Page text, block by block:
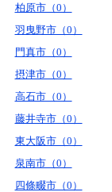
柏原市（0）
羽曳野市（0）
門真市（0）
摂津市（0）
高石市（0）
藤井寺市（0）
東大阪市（0）
泉南市（0）
四條畷市（0）